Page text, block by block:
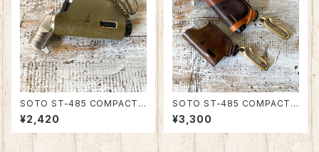
SOTO ST-485 COMPACT
(コンパクト)・486 ACTIVE(ア
クティブ)マイクロトーチ用カバ
ー（真鍮フック無） 栃木レザー・
姫路レザー 日本製 SPO-014
¥2,420
SOTO ST-485 COMPACT
(コンパクト)・486 ACTIVE(ア
クティブ)マイクロトーチ用カバ
ー（真鍮フック付） 迷彩 イタリア
ンレザー 日本製 SPO-013
¥3,300